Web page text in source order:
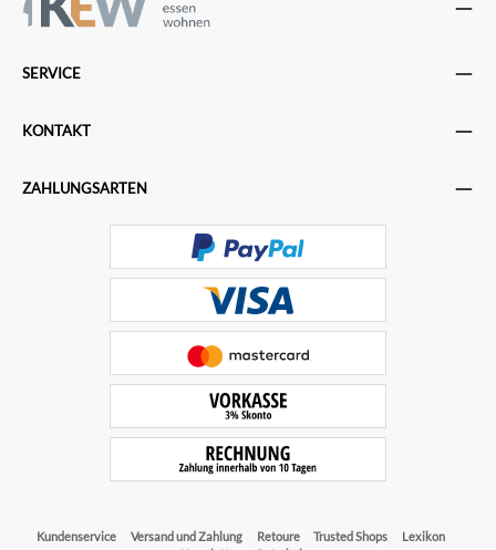
SERVICE
KONTAKT
ZAHLUNGSARTEN
Kundenservice Versand und Zahlung Retoure Trusted Shops
Lexikon